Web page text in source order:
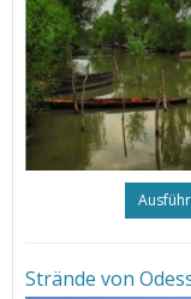
Strände von